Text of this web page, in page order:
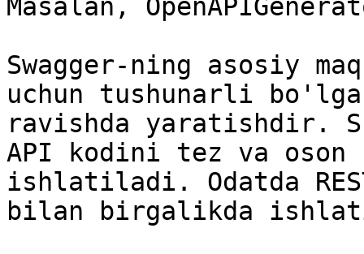
Masalan,
Swagger-ning asosiy
uchun tushunarli
ravishda yaratishdir.
API kodini tez va
ishlatiladi. Odatda
bilan birgalikda